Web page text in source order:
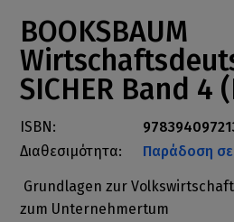
BOOKSBAUM
SICHER Band 4
ISBN:
Διαθεσιμότητα:
Παράδοση σε
Grundlagen zur
zum Unternehmertum